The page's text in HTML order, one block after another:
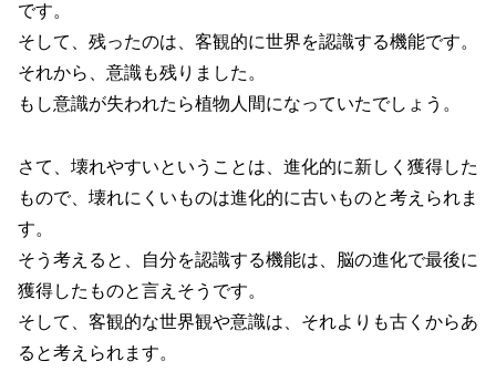
です。
そして、残ったのは、客観的に世界を認識する機能です。
それから、意識も残りました。
もし意識が失われたら植物人間になっていたでしょう。
さて、壊れやすいということは、進化的に新しく獲得した
もので、壊れにくいものは進化的に古いものと考えられま
す。
そう考えると、自分を認識する機能は、脳の進化で最後に
獲得したものと言えそうです。
そして、客観的な世界観や意識は、それよりも古くからあ
ると考えられます。